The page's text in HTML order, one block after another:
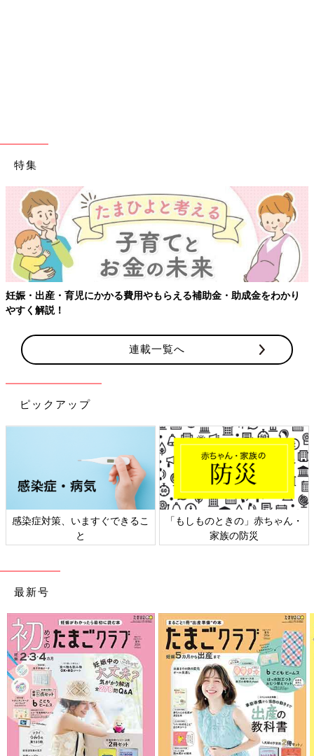
特集
る補助金・助成金をわかり
【ワクチン接種できるものも】妊婦
連載一覧へ
ピックアップ
「もしものときの」赤ちゃん・
家族の防災
日本外来小児科学会リーフレッ
ト検討会
最新号